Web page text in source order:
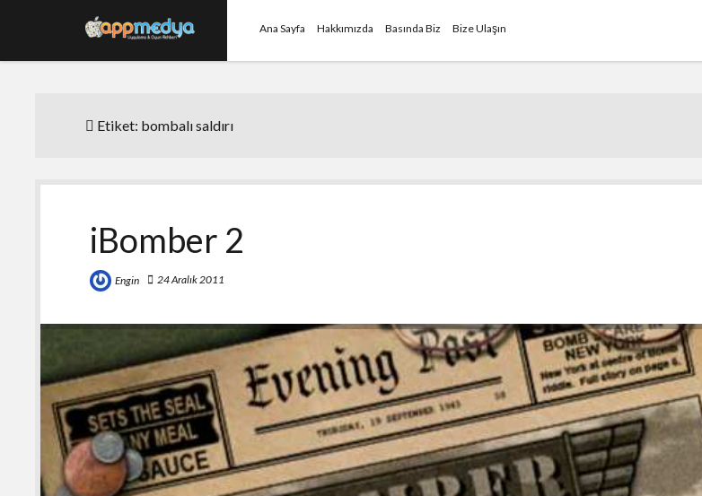
Ana Sayfa Hakkımızda Basında Biz Bize Ulaşın
Etiket: bombalı saldırı
iBomber 2
Engin 24 Aralık 2011